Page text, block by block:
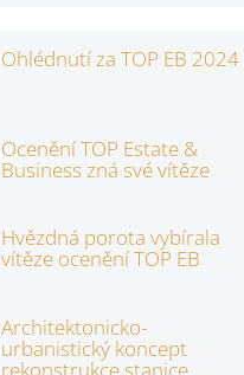
Ohlédnutí za TOP EB 2024
Ocenění TOP Estate &
Business zná své vítěze
Hvězdná porota vybírala
vítěze ocenění TOP EB
Architektonicko-
urbanistický koncept
rekonstrukce stanice